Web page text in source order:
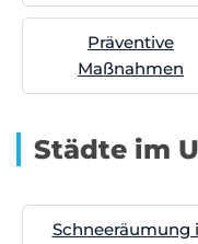
Präventive
Maßnahmen
Städte im
Schneeräumung